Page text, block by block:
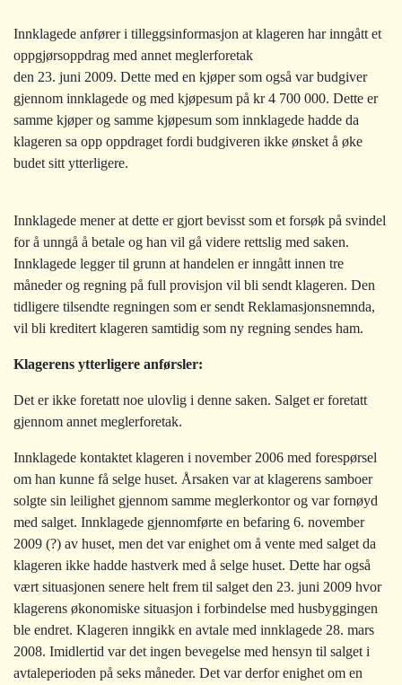
Innklagede anfører i tilleggsinformasjon at klageren har inngått et
oppgjørsoppdrag med annet meglerforetak
den 23. juni 2009. Dette med en kjøper som også var budgiver
gjennom innklagede og med kjøpesum på kr 4 700 000. Dette er
samme kjøper og samme kjøpesum som innklagede hadde da
klageren sa opp oppdraget fordi budgiveren ikke ønsket å øke
budet sitt ytterligere.
Innklagede mener at dette er gjort bevisst som et forsøk på svindel
for å unngå å betale og han vil gå videre rettslig med saken.
Innklagede legger til grunn at handelen er inngått innen tre
måneder og regning på full provisjon vil bli sendt klageren. Den
tidligere tilsendte regningen som er sendt Reklamasjonsnemnda,
vil bli kreditert klageren samtidig som ny regning sendes ham.
Klagerens ytterligere anførsler:
Det er ikke foretatt noe ulovlig i denne saken. Salget er foretatt
gjennom annet meglerforetak.
Innklagede kontaktet klageren i november 2006 med forespørsel
om han kunne få selge huset. Årsaken var at klagerens samboer
solgte sin leilighet gjennom samme meglerkontor og var fornøyd
med salget. Innklagede gjennomførte en befaring 6. november
2009 (?) av huset, men det var enighet om å vente med salget da
klageren ikke hadde hastverk med å selge huset. Dette har også
vært situasjonen senere helt frem til salget den 23. juni 2009 hvor
klagerens økonomiske situasjon i forbindelse med husbyggingen
ble endret. Klageren inngikk en avtale med innklagede 28. mars
2008. Imidlertid var det ingen bevegelse med hensyn til salget i
avtaleperioden på seks måneder. Det var derfor enighet om en